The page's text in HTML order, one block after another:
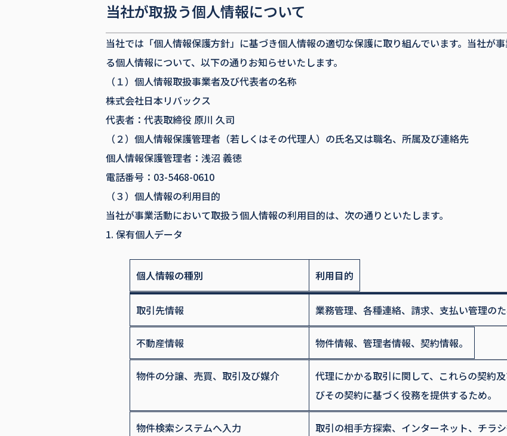
当社が取扱う個人情報について
当社では「個人情報保護方針」に基づき個人情報の適切な保護に取り組んでいます。当社が
る個人情報について、以下の通りお知らせいたします。
（１）個人情報取扱事業者及び代表者の名称
株式会社日本リバックス
代表者：代表取締役 原川 久司
（２）個人情報保護管理者（若しくはその代理人）の氏名又は職名、所属及び連絡先
個人情報保護管理者：浅沼 義徳
電話番号：03-5468-0610
（３）個人情報の利用目的
当社が事業活動において取扱う個人情報の利用目的は、次の通りといたします。
1. 保有個人データ
個人情報の種別 利用目的
取引先情報 業務管理、各種連絡、請求、支払い管理のた
不動産情報 物件情報、管理者情報、契約情報。
物件の分譲、売買、取引及び媒介
代理にかかる取引に関して、これらの契約
びその契約に基づく役務を提供するため。
物件検索システムへ入力 取引の相手方探索、インターネット、チラシ